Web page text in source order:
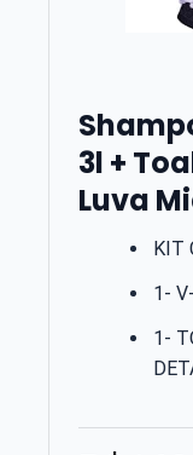
3l +
Luva
KIT
1-
1-